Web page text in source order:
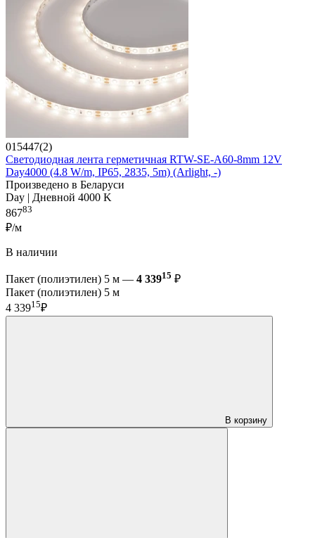
015447(2)
Светодиодная лента герметичная RTW-SE-A60-8mm 12V
Day4000 (4.8 W/m, IP65, 2835, 5m) (Arlight, -)
Произведено в Беларуси
Day | Дневной 4000 K
86783
₽/м
В наличии
Пакет (полиэтилен) 5 м — 4 33915 ₽
Пакет (полиэтилен) 5 м
4 33915₽
В корзину